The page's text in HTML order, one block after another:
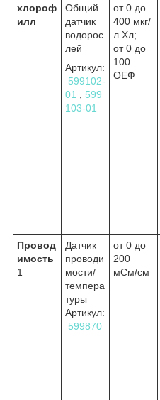
хлороф
илл
Общий
датчик
водорос
лей
Артикул:
599102-
01
599
103-01
от 0 до
400 мкг/
л Хл;
от 0 до
100
ОЕФ
Провод
имость
1
Датчик
проводи
мости/
темпера
туры
Артикул:
599870
от 0 до
200
мСм/см